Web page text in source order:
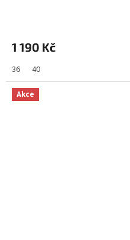
1 190 Kč
36 40
Akce